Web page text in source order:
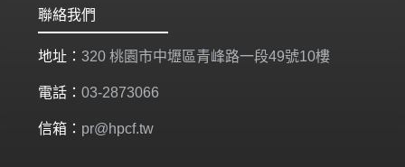
聯絡我們
地址： 320 桃園市中壢區青峰路一段49號10樓
電話： 03-2873066
信箱： pr@hpcf.tw